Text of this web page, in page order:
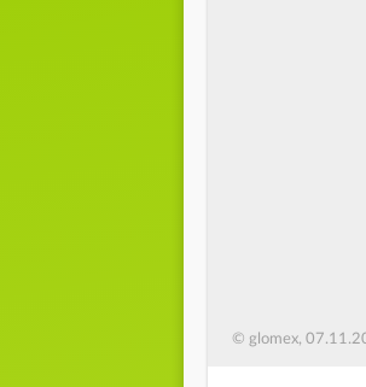
© glomex,